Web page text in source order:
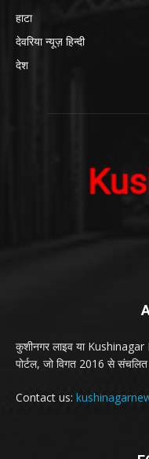
हाटा
देवरिया न्यूज़ हिन्दी
देश
कुशीनगर लाइव या
पोर्टल, जो विगत 2016 से
Contact us: